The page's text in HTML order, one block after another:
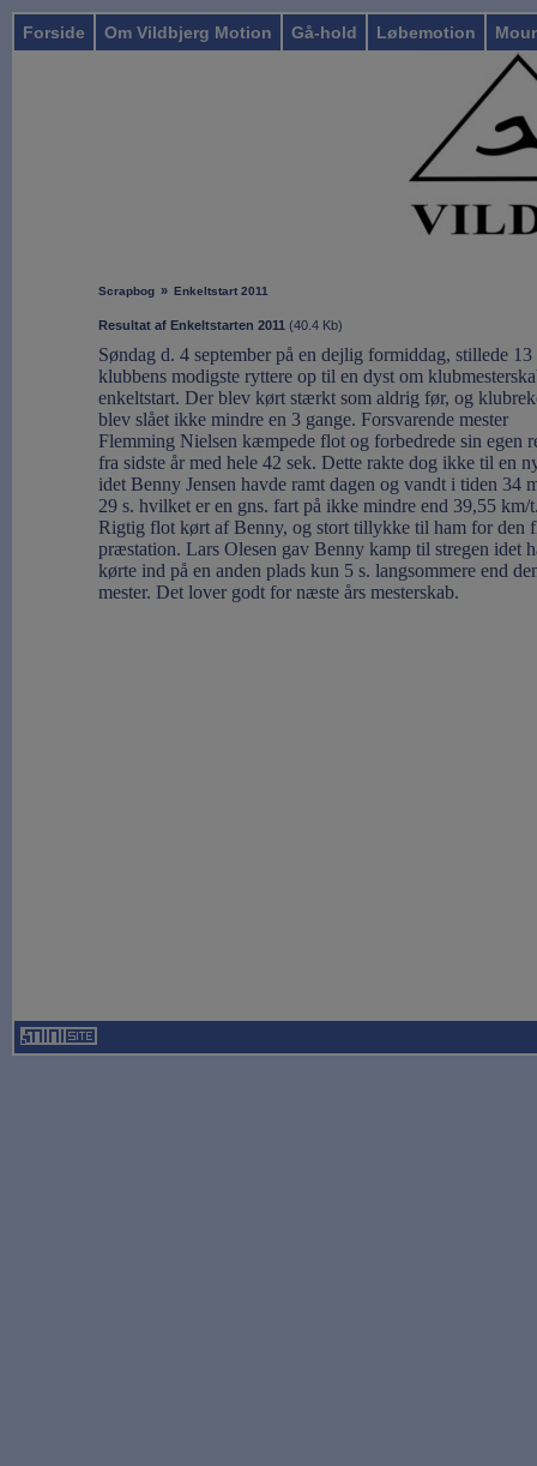
Forside Om Vildbjerg Motion Gå-hold Løbemotion
Scrapbog » Enkeltstart 2011
Resultat af Enkeltstarten 2011 (40.4 Kb)
Søndag d. 4 september på en dejlig formiddag, stillede 13
klubbens modigste ryttere op til en dyst om
enkeltstart. Der blev kørt stærkt som aldrig før, og
blev slået ikke mindre en 3 gange. Forsvarende mester
Flemming Nielsen kæmpede flot og forbedrede sin egen
fra sidste år med hele 42 sek. Dette rakte dog ikke til en
idet Benny Jensen havde ramt dagen og vandt i tiden 34
29 s. hvilket er en gns. fart på ikke mindre end 39,55 km/
Rigtig flot kørt af Benny, og stort tillykke til ham for den
præstation. Lars Olesen gav Benny kamp til stregen idet
kørte ind på en anden plads kun 5 s. langsommere end
mester. Det lover godt for næste års mesterskab.